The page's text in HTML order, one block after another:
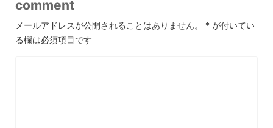
comment
メールアドレスが公開されることはありません。 * が付いてい
る欄は必須項目です